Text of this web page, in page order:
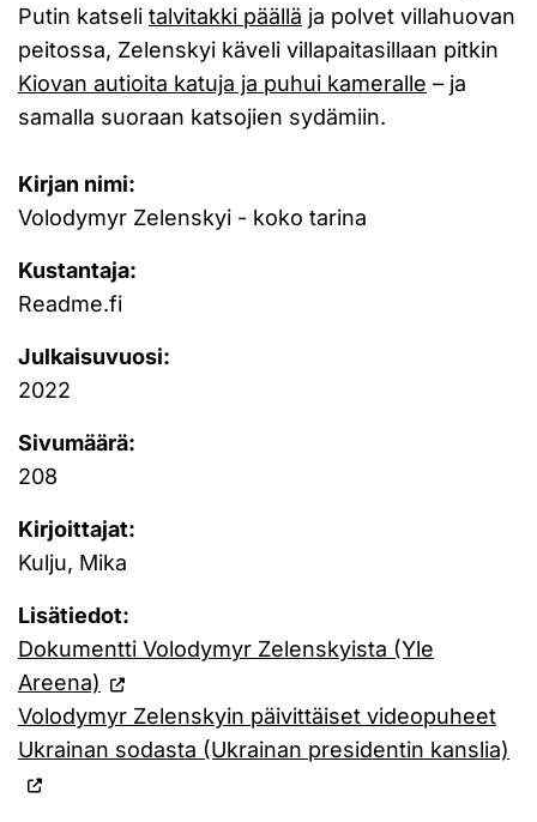
Putin katseli talvitakki päällä ja polvet villahuovan
peitossa, Zelenskyi käveli villapaitasillaan pitkin
Kiovan autioita katuja ja puhui kameralle – ja
samalla suoraan katsojien sydämiin.
Kirjan nimi:
Volodymyr Zelenskyi - koko tarina
Kustantaja:
Readme.fi
Julkaisuvuosi:
2022
Sivumäärä:
208
Kirjoittajat:
Kulju, Mika
Lisätiedot:
Dokumentti Volodymyr Zelenskyista (Yle
Areena)
Volodymyr Zelenskyin päivittäiset videopuheet
Ukrainan sodasta (Ukrainan presidentin kanslia)